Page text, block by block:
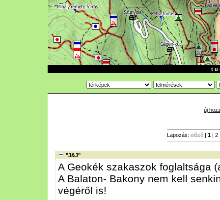
t u
új
Lapozás: előző | 1 | 2
"J&J"
A Geokék szakaszok foglaltsága
A Balaton- Bakony nem kell
végéről is!